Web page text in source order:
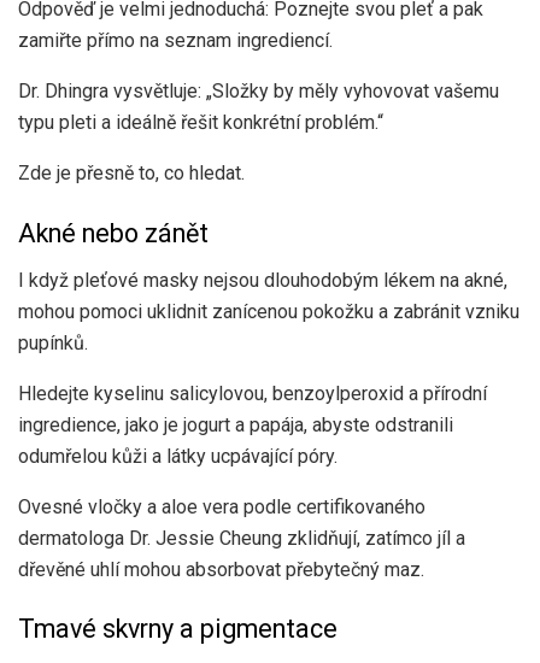
Odpověď je velmi jednoduchá: Poznejte svou pleť a pak
zamiřte přímo na seznam ingrediencí.
Dr. Dhingra vysvětluje: „Složky by měly vyhovovat vašemu
typu pleti a ideálně řešit konkrétní problém.“
Zde je přesně to, co hledat.
Akné nebo zánět
I když pleťové masky nejsou dlouhodobým lékem na akné,
mohou pomoci uklidnit zanícenou pokožku a zabránit vzniku
pupínků.
Hledejte kyselinu salicylovou, benzoylperoxid a přírodní
ingredience, jako je jogurt a papája, abyste odstranili
odumřelou kůži a látky ucpávající póry.
Ovesné vločky a aloe vera podle certifikovaného
dermatologa Dr. Jessie Cheung zklidňují, zatímco jíl a
dřevěné uhlí mohou absorbovat přebytečný maz.
Tmavé skvrny a pigmentace